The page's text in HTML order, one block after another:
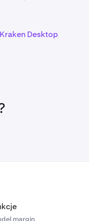
wykresu.
i wybierając opcję
Desktop
margin